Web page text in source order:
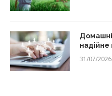
31/07/2026